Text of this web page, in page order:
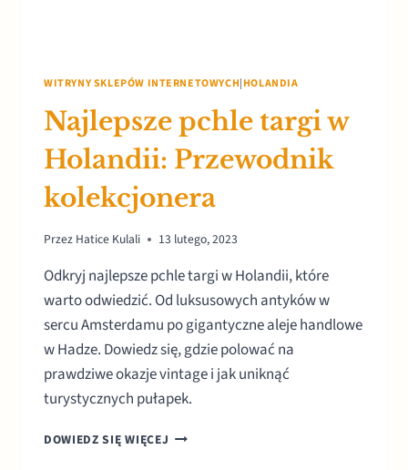
WITRYNY SKLEPÓW INTERNETOWYCH|HOLANDIA
Najlepsze pchle targi w
Holandii: Przewodnik
kolekcjonera
Przez Hatice Kulali 13 lutego, 2023
Odkryj najlepsze pchle targi w Holandii, które
warto odwiedzić. Od luksusowych antyków w
sercu Amsterdamu po gigantyczne aleje handlowe
w Hadze. Dowiedz się, gdzie polować na
prawdziwe okazje vintage i jak uniknąć
turystycznych pułapek.
DOWIEDZ SIĘ WIĘCEJ NAJLEPSZE